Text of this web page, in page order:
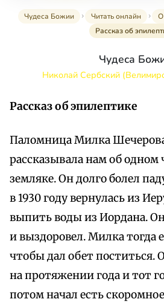
Чудеса Божии Читать онлайн
О
Рассказ об
Чудеса
Николай Сербский
Рассказ об эпилептике
Паломница Милка
рассказывала нам об одном
земляке. Он долго болел
в 1930 году вернулась из
выпить воды из Иордана.
и выздоровел. Милка тогда
чтобы дал обет поститься.
на протяжении года и тот
потом начал есть